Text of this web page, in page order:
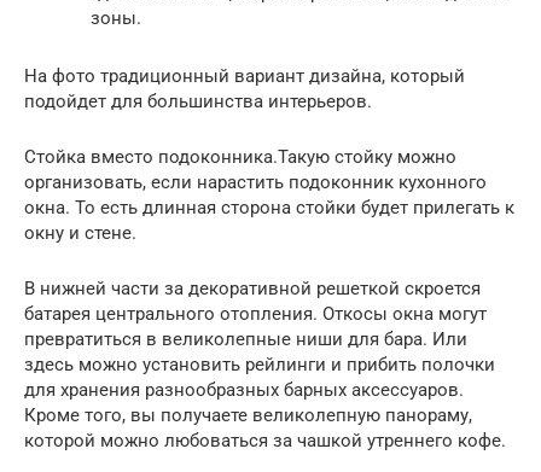
зоны.
На фото традиционный вариант дизайна, который
подойдет для большинства интерьеров.
Стойка вместо подоконника.Такую стойку можно
организовать, если нарастить подоконник кухонного
окна. То есть длинная сторона стойки будет прилегать к
окну и стене.
В нижней части за декоративной решеткой скроется
батарея центрального отопления. Откосы окна могут
превратиться в великолепные ниши для бара. Или
здесь можно установить рейлинги и прибить полочки
для хранения разнообразных барных аксессуаров.
Кроме того, вы получаете великолепную панораму,
которой можно любоваться за чашкой утреннего кофе.